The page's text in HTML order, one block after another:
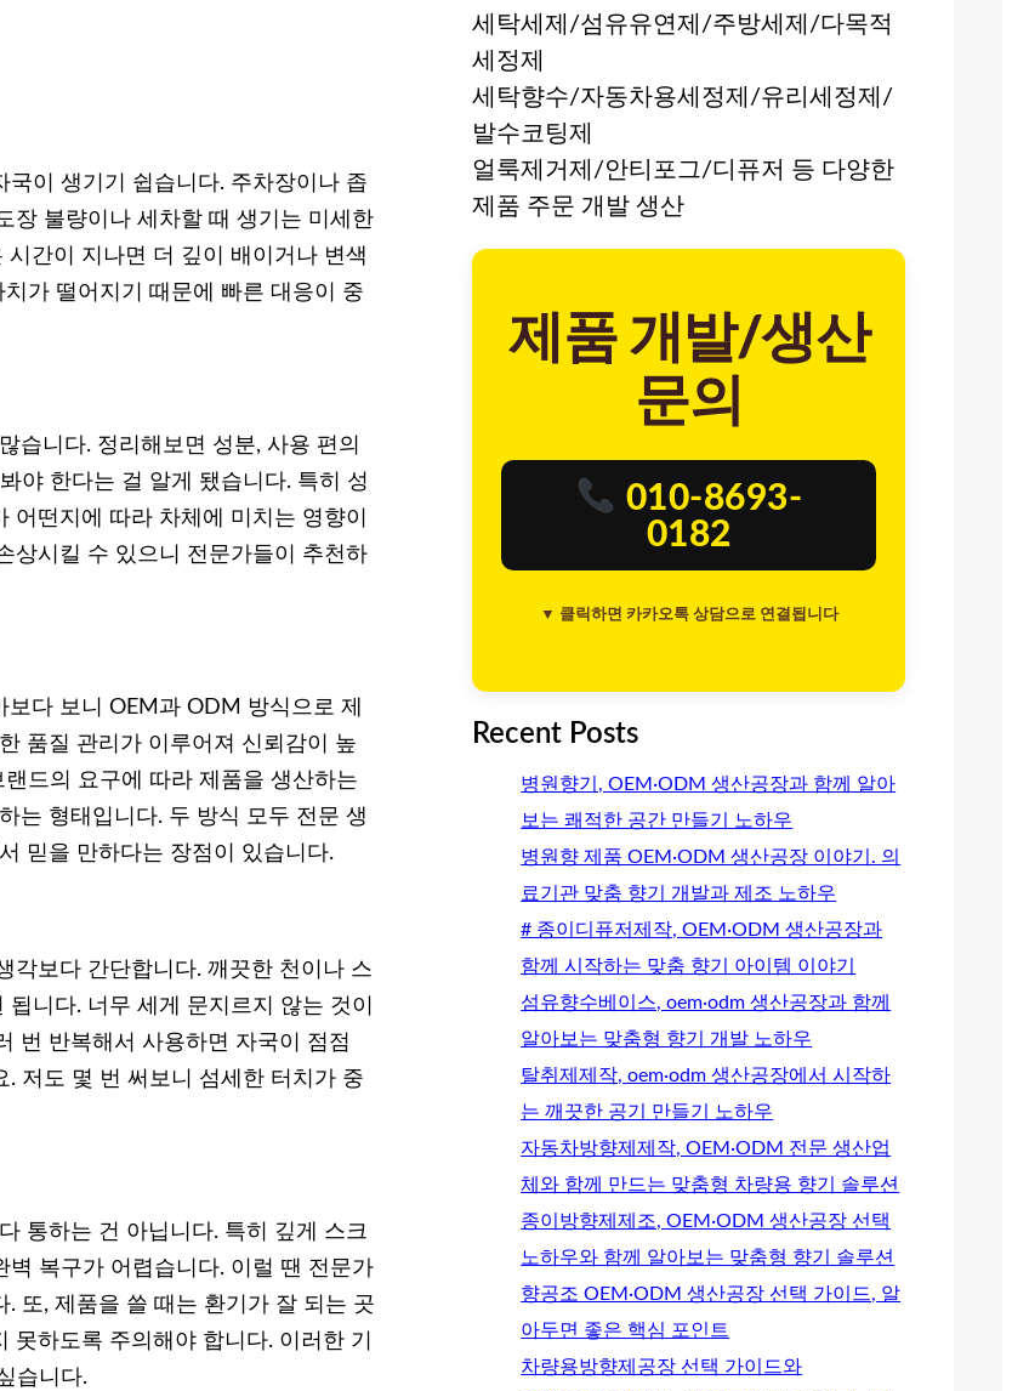
이 생기기 쉽습니다. 주차장이나 좁
장 불량이나 세차할 때 생기는 미세한
간이 지나면 더 깊이 배이거나 변색
가 떨어지기 때문에 빠른 대응이 중
습니다. 정리해보면 성분, 사용 편의
야 한다는 걸 알게 됐습니다. 특히 성
떤지에 따라 차체에 미치는 영향이
상시킬 수 있으니 전문가들이 추천하
다 보니 OEM과 ODM 방식으로 제
품질 관리가 이루어져 신뢰감이 높
드의 요구에 따라 제품을 생산하는
는 형태입니다. 두 방식 모두 전문 생
믿을 만하다는 장점이 있습니다.
각보다 간단합니다. 깨끗한 천이나 스
니다. 너무 세게 문지르지 않는 것이
번 반복해서 사용하면 자국이 점점
저도 몇 번 써보니 섬세한 터치가 중
통하는 건 아닙니다. 특히 깊게 스크
복구가 어렵습니다. 이럴 땐 전문가
또, 제품을 쓸 때는 환기가 잘 되는 곳
하도록 주의해야 합니다. 이러한 기
습니다.
세탁세제/섬유유연제/주방세제/다목적
세정제
세탁향수/자동차용세정제/유리세정제/
발수코팅제
얼룩제거제/안티포그/디퓨저 등 다양한
제품 주문 개발 생산
제품 개발/생산
문의
010-8693-
0182
▼ 클릭하면 카카오톡 상담으로 연결됩니다
Recent Posts
병원향기, OEM·ODM 생산공장과 함께 알아
보는 쾌적한 공간 만들기 노하우
병원향 제품 OEM·ODM 생산공장 이야기. 의
료기관 맞춤 향기 개발과 제조 노하우
# 종이디퓨저제작, OEM·ODM 생산공장과
함께 시작하는 맞춤 향기 아이템 이야기
섬유향수베이스, oem·odm 생산공장과 함께
알아보는 맞춤형 향기 개발 노하우
탈취제제작, oem·odm 생산공장에서 시작하
는 깨끗한 공기 만들기 노하우
자동차방향제제작, OEM·ODM 전문 생산업
체와 함께 만드는 맞춤형 차량용 향기 솔루션
종이방향제제조, OEM·ODM 생산공장 선택
노하우와 함께 알아보는 맞춤형 향기 솔루션
향공조 OEM·ODM 생산공장 선택 가이드, 알
아두면 좋은 핵심 포인트
차량용방향제공장 선택 가이드와